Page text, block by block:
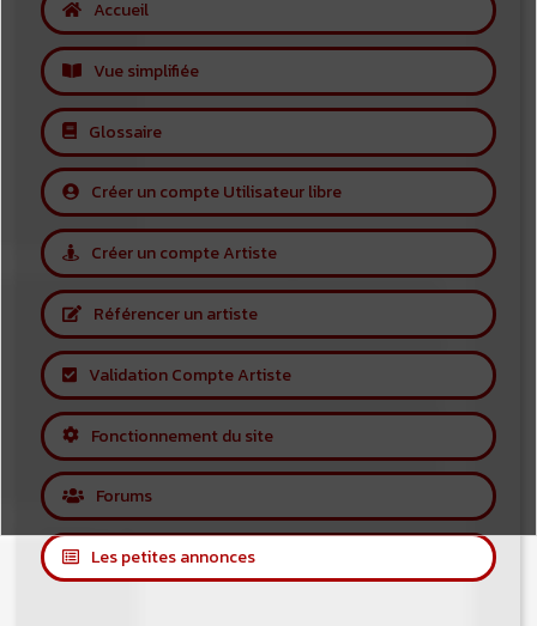
Accueil
Vue simplifiée
Glossaire
Créer un compte Utilisateur libre
Créer un compte Artiste
Référencer un artiste
Validation Compte Artiste
Fonctionnement du site
Forums
Les petites annonces